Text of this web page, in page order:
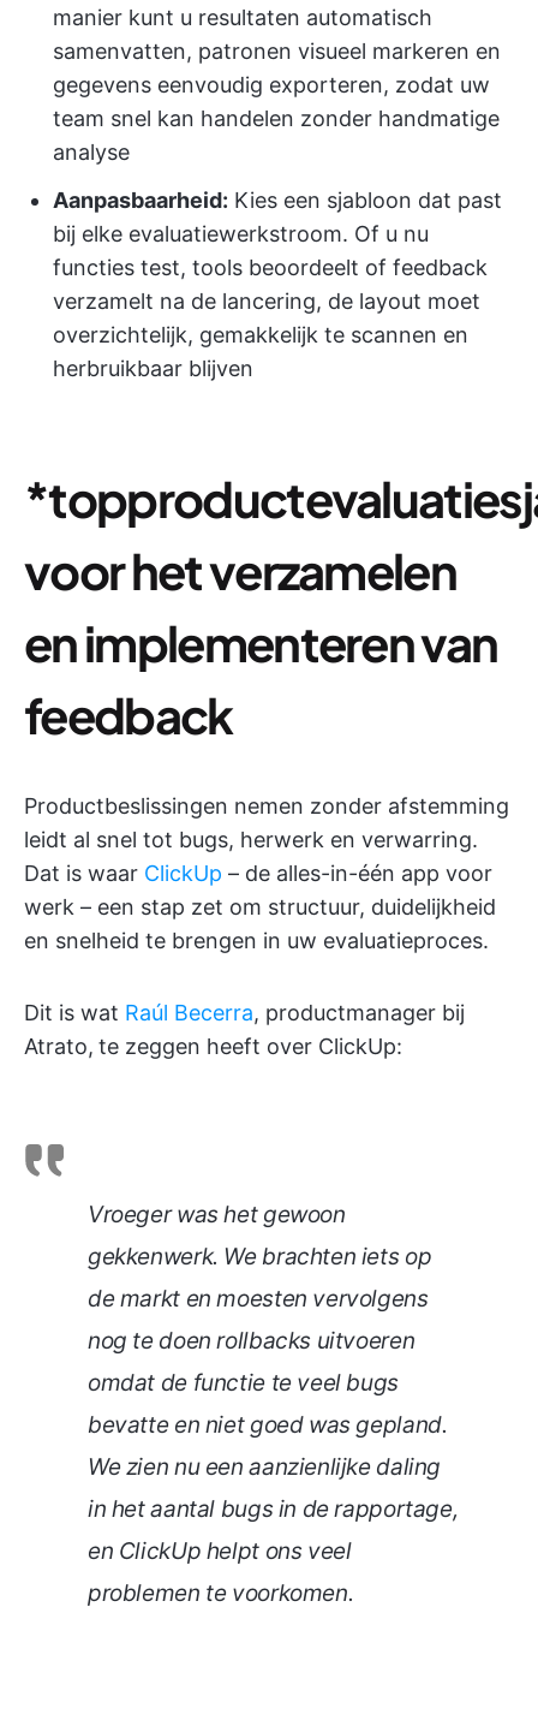
manier kunt u resultaten automatisch
samenvatten, patronen visueel markeren en
gegevens eenvoudig exporteren, zodat uw
team snel kan handelen zonder handmatige
analyse
Aanpasbaarheid: Kies een sjabloon dat past
bij elke evaluatiewerkstroom. Of u nu
functies test, tools beoordeelt of feedback
verzamelt na de lancering, de layout moet
overzichtelijk, gemakkelijk te scannen en
herbruikbaar blijven
voor het verzamelen
en implementeren van
feedback
Productbeslissingen nemen zonder afstemming
leidt al snel tot bugs, herwerk en verwarring.
Dat is waar ClickUp – de alles-in-één app voor
werk – een stap zet om structuur, duidelijkheid
en snelheid te brengen in uw evaluatieproces.
Dit is wat Raúl Becerra, productmanager bij
Atrato, te zeggen heeft over ClickUp:
Vroeger was het gewoon
gekkenwerk. We brachten iets op
de markt en moesten vervolgens
nog te doen rollbacks uitvoeren
omdat de functie te veel bugs
bevatte en niet goed was gepland.
We zien nu een aanzienlijke daling
in het aantal bugs in de rapportage,
en ClickUp helpt ons veel
problemen te voorkomen.